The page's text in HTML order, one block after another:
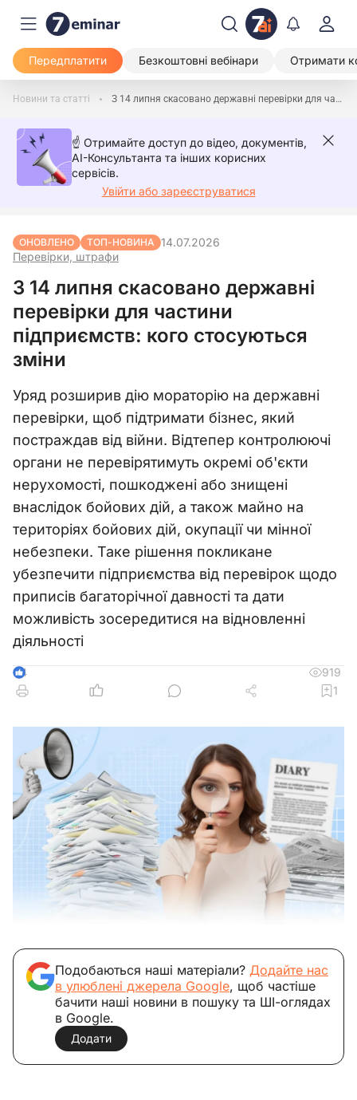
Передплатити Безкоштовні вебінари Отримати
Новини та статті З 14 липня скасовано державні перевірки для частини підприємств: кого стосуються зміни
☝️ Отримайте доступ до відео, документів,
AI-Консультанта та інших корисних
сервісів.
Увійти або зареєструватися
ОНОВЛЕНО ТОП-НОВИНА
Перевірки, штрафи
14.07.2026
З 14 липня скасовано державні
перевірки для частини
підприємств: кого стосуються
зміни
Уряд розширив дію мораторію на державні
перевірки, щоб підтримати бізнес, який
постраждав від війни. Відтепер контролюючі
органи не перевірятимуть окремі об'єкти
нерухомості, пошкоджені або знищені
внаслідок бойових дій, а також майно на
територіях бойових дій, окупації чи мінної
небезпеки. Таке рішення покликане
убезпечити підприємства від перевірок щодо
приписів багаторічної давності та дати
можливість зосередитися на відновленні
діяльності
4
919
1
Подобаються наші матеріали? Додайте нас
в улюблені джерела Google, щоб частіше
бачити наші новини в пошуку та ШІ-оглядах
в Google.
Додати